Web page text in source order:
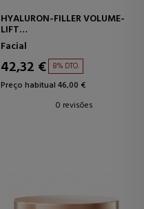
HYALURON-FILLER VOLUME-
LIFT
CREME FACIAL DE DIA PARA
PELE NORMAL/MISTA
Facial
42,32 € 8% DTO.
Preço habitual 46,00 €
0 revisões